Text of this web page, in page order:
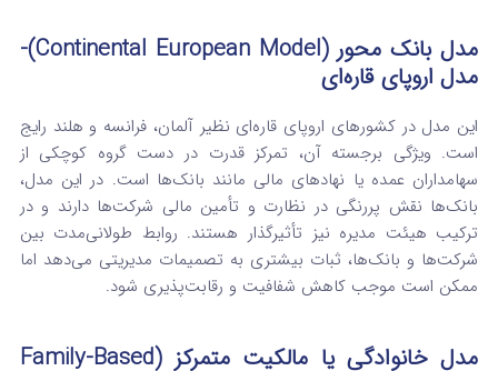
مدل بانک محور (Continental European Model)-
مدل اروپای قاره‌ای
این مدل در کشورهای اروپای قاره‌ای نظیر آلمان، فرانسه و هلند رایج
است. ویژگی برجسته آن، تمرکز قدرت در دست گروه کوچکی از
سهامداران عمده یا نهادهای مالی مانند بانک‌ها است. در این مدل،
بانک‌ها نقش پررنگی در نظارت و تأمین مالی شرکت‌ها دارند و در
ترکیب هیئت مدیره نیز تأثیرگذار هستند. روابط طولانی‌مدت بین
شرکت‌ها و بانک‌ها، ثبات بیشتری به تصمیمات مدیریتی می‌دهد اما
ممکن است موجب کاهش شفافیت و رقابت‌پذیری شود.
مدل خانوادگی یا مالکیت متمرکز (Family-Based